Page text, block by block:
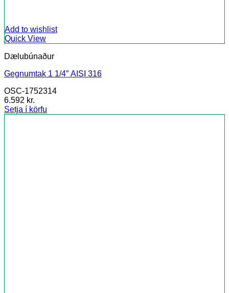
Add to wishlist
Quick View
Dælubúnaður
Gegnumtak 1 1/4″ AISI 316
OSC-1752314
6.592 kr.
Setja í körfu